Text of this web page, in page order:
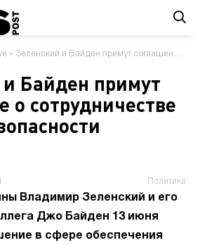
» Зеленский и Байден примут соглашение о сотрудничестве в сфере безопасности
Байден примут
о сотрудничестве
Политика
Владимир Зеленский и его
Джо Байден 13 июня
в сфере обеспечения